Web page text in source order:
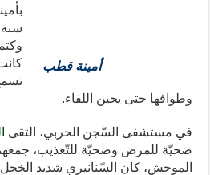
أمينة قطب
وطوافها حتى يحين اللقاء.
في مستشفى السّجن الحربي، التقى
ضحيّة للمرض وضحيّة للتّعذيب،
الموحش، كان السّنانيري شديد